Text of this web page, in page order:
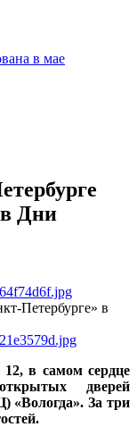
в мае
в Дни
Петербурге» в
в самом сердце
дверей
«Вологда». За три